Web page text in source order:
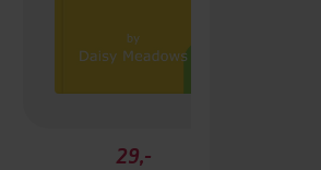
29,-